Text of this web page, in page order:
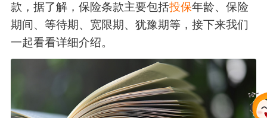
款，据了解，保险条款主要包括投保年龄、保险
期间、等待期、宽限期、犹豫期等，接下来我们
一起看看详细介绍。